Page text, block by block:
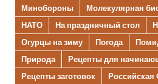
Минобороны
Молекулярная
НАТО
На праздничный стол
Огурцы на зиму
Погода
Природа
Рецепты для
Рецепты заготовок
Российская